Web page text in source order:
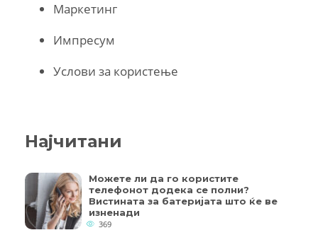
Маркетинг
Импресум
Услови за користење
Најчитани
Можете ли да го користите
телефонот додека се полни?
Вистината за батеријата што ќе ве
изненади
369